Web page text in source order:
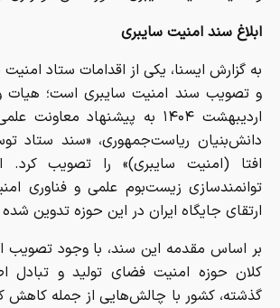
ابلاغ سند امنیت سایبری
به گزارش ایسنا، یکی از اقدامات ستاد
اردیبهشت ۱۴۰۴ به پیشنهاد
دانش‌بنیان ریاست‌جمهوری، «سند ستاد
افتا (امنیت سایبری)» را تصویب
توانمندسازی زیست‌بوم علمی و فناوری
ارتقای جایگاه ایران در این حوزه تدوین
بر اساس مقدمه این سند، با وجود
کلان حوزه امنیت فضای تولید و تبادل
گذشته، کشور با چالش‌هایی از جمله کاهش